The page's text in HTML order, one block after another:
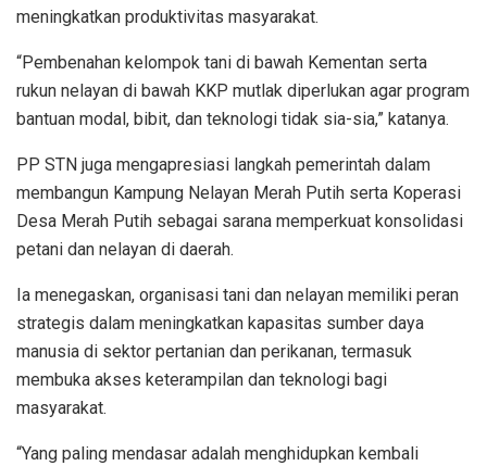
meningkatkan produktivitas masyarakat.
“Pembenahan kelompok tani di bawah Kementan serta
rukun nelayan di bawah KKP mutlak diperlukan agar program
bantuan modal, bibit, dan teknologi tidak sia-sia,” katanya.
PP STN juga mengapresiasi langkah pemerintah dalam
membangun Kampung Nelayan Merah Putih serta Koperasi
Desa Merah Putih sebagai sarana memperkuat konsolidasi
petani dan nelayan di daerah.
Ia menegaskan, organisasi tani dan nelayan memiliki peran
strategis dalam meningkatkan kapasitas sumber daya
manusia di sektor pertanian dan perikanan, termasuk
membuka akses keterampilan dan teknologi bagi
masyarakat.
“Yang paling mendasar adalah menghidupkan kembali